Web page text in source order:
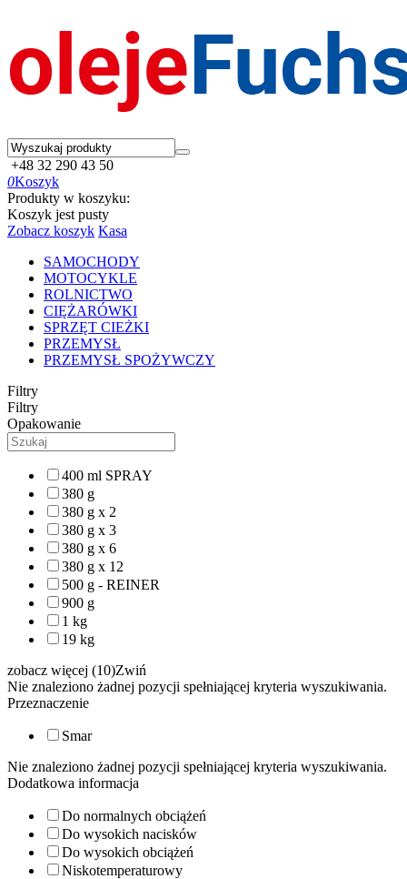
+48 32 290 43 50
0Koszyk
Produkty w koszyku:
Koszyk jest pusty
Zobacz koszyk Kasa
SAMOCHODY
MOTOCYKLE
ROLNICTWO
CIĘŻARÓWKI
SPRZĘT CIEŻKI
PRZEMYSŁ
PRZEMYSŁ SPOŻYWCZY
Filtry
Filtry
Opakowanie
400 ml SPRAY
380 g
380 g x 2
380 g x 3
380 g x 6
380 g x 12
500 g - REINER
900 g
1 kg
19 kg
zobacz więcej (10)Zwiń
Nie znaleziono żadnej pozycji spełniającej kryteria wyszukiwania.
Przeznaczenie
Smar
Nie znaleziono żadnej pozycji spełniającej kryteria wyszukiwania.
Dodatkowa informacja
Do normalnych obciążeń
Do wysokich nacisków
Do wysokich obciążeń
Niskotemperaturowy